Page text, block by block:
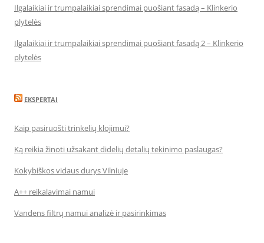
Ilgalaikiai ir trumpalaikiai sprendimai puošiant fasadą – Klinkerio
plytelės
Ilgalaikiai ir trumpalaikiai sprendimai puošiant fasadą 2 – Klinkerio
plytelės
EKSPERTAI
Kaip pasiruošti trinkelių klojimui?
Ką reikia žinoti užsakant didelių detalių tekinimo paslaugas?
Kokybiškos vidaus durys Vilniuje
A++ reikalavimai namui
Vandens filtrų namui analizė ir pasirinkimas